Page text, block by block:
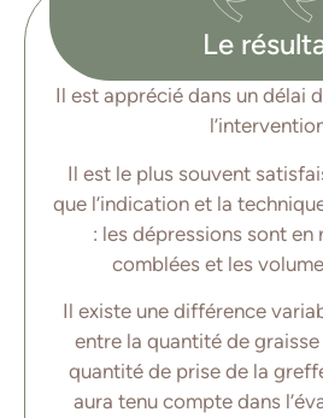
Le
Il est apprécié dans un délai
Il est le plus souvent
que l’indication et la
: les dépressions sont en
comblées et les
Il existe une différence
entre la quantité de
quantité de prise de la
aura tenu compte dans